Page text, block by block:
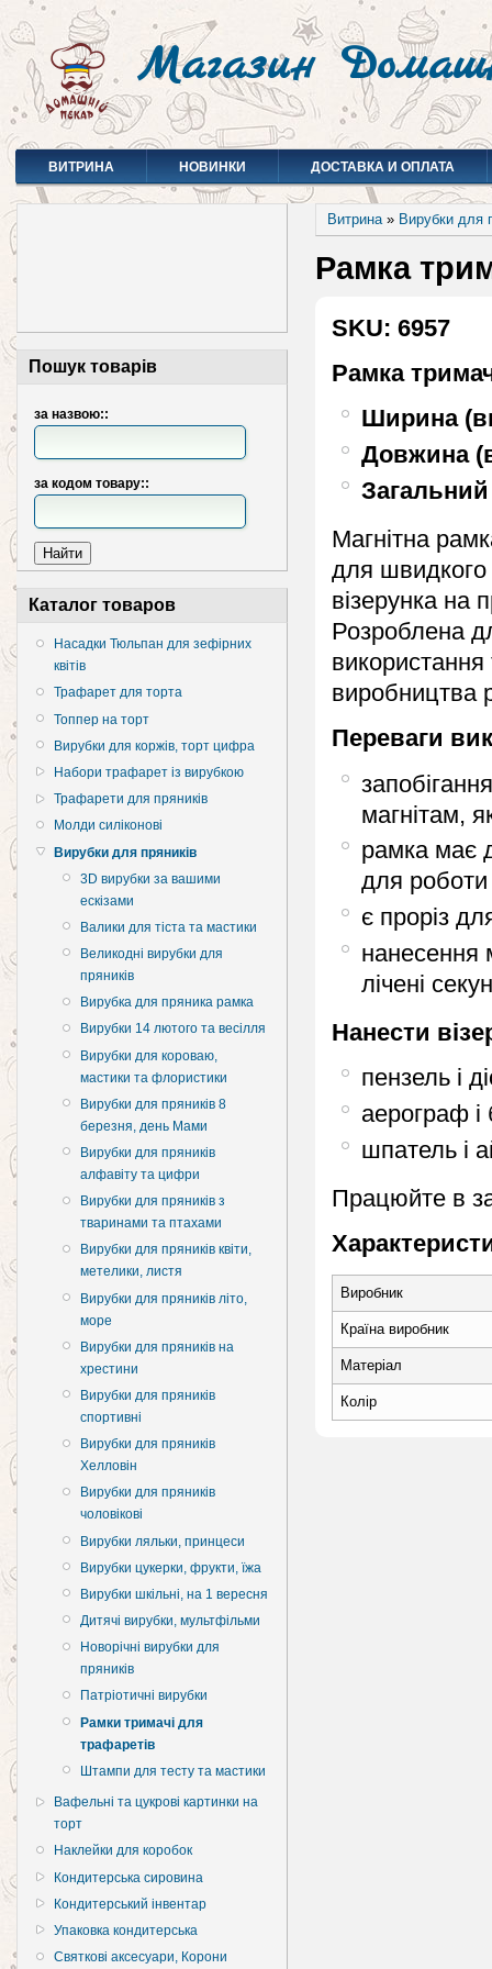
Магазин
ВИТРИНА НОВИНКИ ДОСТАВКА И ОПЛАТА
Пошук товарів
за назвою::
за кодом товару::
Каталог товаров
Насадки Тюльпан для зефірних
квітів
Трафарет для торта
Топпер на торт
Вирубки для коржів, торт цифра
Набори трафарет із вирубкою
Трафарети для пряників
Молди силіконові
Вирубки для пряників
3D вирубки за вашими
ескізами
Валики для тіста та мастики
Великодні вирубки для
пряників
Вирубка для пряника рамка
Вирубки 14 лютого та весілля
Вирубки для короваю,
мастики та флористики
Вирубки для пряників 8
березня, день Мами
Вирубки для пряників
алфавіту та цифри
Вирубки для пряників з
тваринами та птахами
Вирубки для пряників квіти,
метелики, листя
Вирубки для пряників літо,
море
Вирубки для пряників на
хрестини
Вирубки для пряників
спортивні
Вирубки для пряників
Хелловін
Вирубки для пряників
чоловікові
Вирубки ляльки, принцеси
Вирубки цукерки, фрукти, їжа
Вирубки шкільні, на 1 вересня
Дитячі вирубки, мультфільми
Новорічні вирубки для
пряників
Патріотичні вирубки
Рамки тримачі для
трафаретів
Штампи для тесту та мастики
Вафельні та цукрові картинки на
торт
Наклейки для коробок
Кондитерська сировина
Кондитерський інвентар
Упаковка кондитерська
Святкові аксесуари, Корони
Витрина» Вирубки для
Рамка
SKU: 6957
Рамка
Ширина
Довжина
Загальний
Магнітна
для швидкого
візерунка на
Розроблена
виробництва
Переваги
магнітам,
рамка має
для роботи
є проріз
нанесення
лічені
Нанести
пензель і
аерограф і
шпатель і
Працюйте в
Виробник
Країна виробник
Матеріал
Колір